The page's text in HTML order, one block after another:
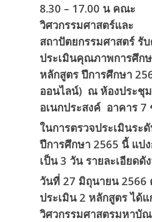
8.30 – 17.00 น คณะ
วิศวกรรมศาสตร์และ
สถาปัตยกรรมศาสตร์ รั
ประเมินคุณภาพการศึก
หลักสูตร ปีการศึกษา
ออนไลน์) ณ ห้องประชุม
อเนกประสงค์ อาคาร 7
ในการตรวจประเมินระ
ปีการศึกษา 2565 นี้ แบ่
เป็น 3 วัน รายละเอียดดั
วันที่ 27 มิถุนายน 2566
ประเมิน 2 หลักสูตร ได้
วิศวกรรมศาสตรมหาบั